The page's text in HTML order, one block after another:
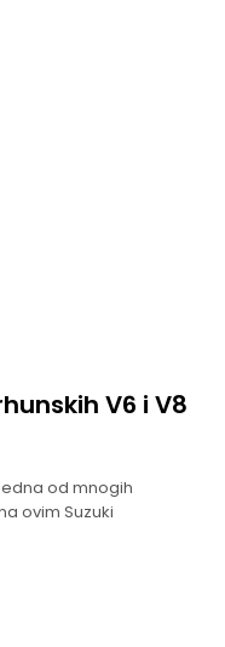
V6 i V8
od mnogih
ovim Suzuki